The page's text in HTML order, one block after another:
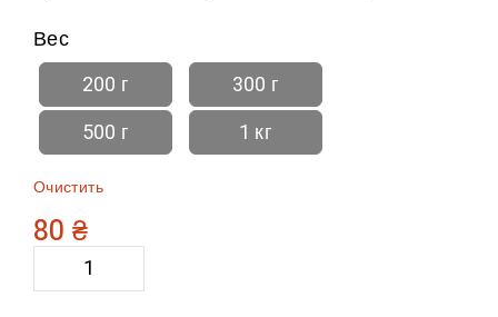
Вес
200 г
300 г
500 г
1 кг
Очистить
80₴